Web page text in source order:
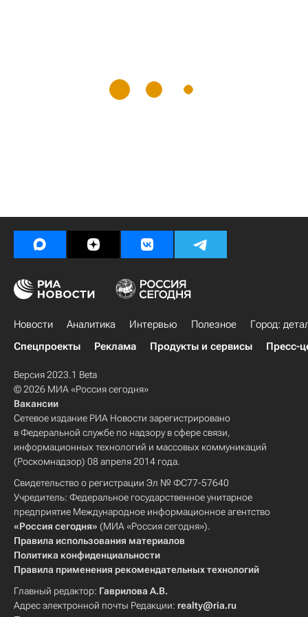
Новости Аналитика Интервью Полезное
Город:
Спецпроекты
Реклама Продукты и сервисы Пресс-
Версия 2023.1 Beta
© 2026 МИА «Россия сегодня»
Вакансии
Сетевое издание РИА Новости зарегистрировано
в Федеральной службе по надзору в сфере связи,
информационных технологий и массовых коммуникаций
(Роскомнадзор) 08 апреля 2014 года.
Свидетельство о регистрации Эл № ФС77-57640
Учредитель: Федеральное государственное унитарное
предприятие Международное информационное агентство
«Россия сегодня» (МИА «Россия сегодня»).
Правила использования материалов
Политика конфиденциальности
Правила применения рекомендательных технологий
Главный редактор: Гаврилова А.В.
Адрес электронной почты Редакции: realty@ria.ru